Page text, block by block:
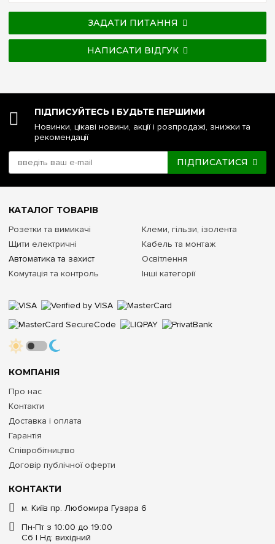
ЗАДАТИ ПИТАННЯ
НАПИСАТИ ВІДГУК
ПІДПИСУЙТЕСЬ І БУДЬТЕ ПЕРШИМИ
Новинки, цікаві новини, акції і розпродажі, знижки та
рекомендації
ПІДПИСАТИСЯ
КОНТАКТИ
м. Київ пр. Любомира Гузара 6
Пн-Пт з 10:00 до 19:00
Сб | Нд: вихідний
КОМПАНІЯ
Про нас
Контакти
Доставка і оплата
Гарантія
Співробітництво
Договір публічної оферти
КАТАЛОГ ТОВАРІВ
Розетки та вимикачі
Щити електричні
Автоматика та захист
Комутація та контроль
Клеми, гільзи, ізолента
Кабель та монтаж
Освітлення
Інші категорії